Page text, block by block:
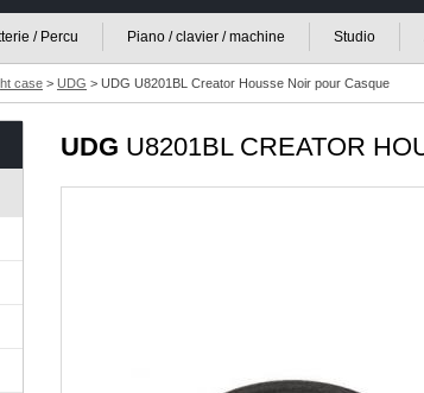
/ Percu Piano / clavier / machine Studio
case > UDG > UDG U8201BL Creator Housse Noir pour Casque
UDG U8201BL CREATOR